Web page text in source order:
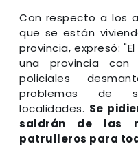
Con respecto a los
que se están
provincia, expresó:
una provincia
policiales
problemas de
localidades. Se
saldrán de las
patrulleros para